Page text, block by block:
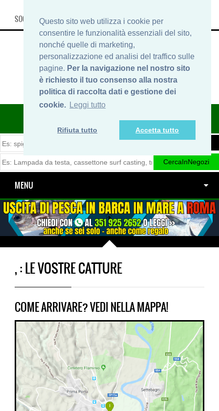
Questo sito web utilizza i cookie per
consentire le funzionalità essenziali del sito,
nonché quelle di marketing,
personalizzazione ed analisi del traffico sulle
pagine. Per la navigazione nel nostro sito
è richiesto il tuo consenso alla nostra
politica di raccolta dati e gestione dei
cookie. Leggi tutto
Rifiuta tutto Accetta tutto
SOCIAL, INFO & SHOP
ITINERARIDIPESCA.IT
MENU
, : LE VOSTRE CATTURE
COME ARRIVARE? VEDI NELLA MAPPA!